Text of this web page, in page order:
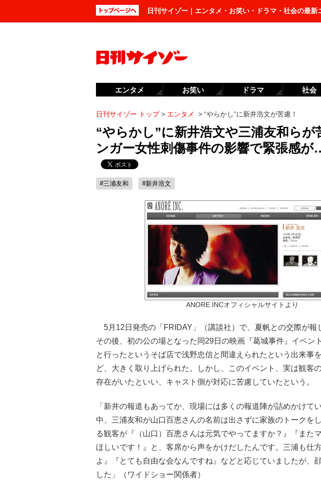
日刊サイゾー｜エンタメ・お笑い・ドラマ・社会の最新
日刊サイゾー トップ> エンタメ > “やらかし”に新井浩文が苦慮！
“やらかし”に新井浩文や三浦友和ら
ンガー女性刺傷事件の影響で緊張感
#三浦友和 #新井浩文
ANORE INCオフィシャルサイトより
5月12日発売の「FRIDAY」（講談社）で、夏帆との交際が報
その後、初の公の場となった同29日の映画『葛城事件』イベン
と行ったというそば店で浅野忠信と間違えられたという出来事
ど、大きく取り上げられた。しかし、このイベント、実は観客
存在がいたといい、キャスト側が対応に苦慮していたという。
「新井の報道もあってか、現場には多くの報道陣が詰めかけて
中、三浦友和が山口百恵さんの名前は出さずに家族のトークを
る観客が『（山口）百恵さんは元気でやってますか？』『また
ほしいです！』と、客席から声をかけだしたんです。三浦も仕
よ』『とても自由な会なんですね』などと応じていましたが、
した」（ワイドショー関係者）
エンタメ お笑い ドラマ 社会